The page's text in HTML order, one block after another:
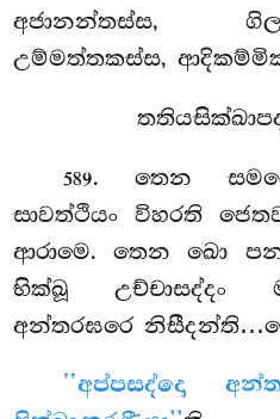
අජානන්තස්ස,
උම්මත්තකස්ස,
589. තෙන
සාවත්ථියං විහරති
ආරාමෙ. තෙන ඛො
භික්ඛූ උච්චාසද්දං
අන්තරඝරෙ
‘‘අප්පසද්දො